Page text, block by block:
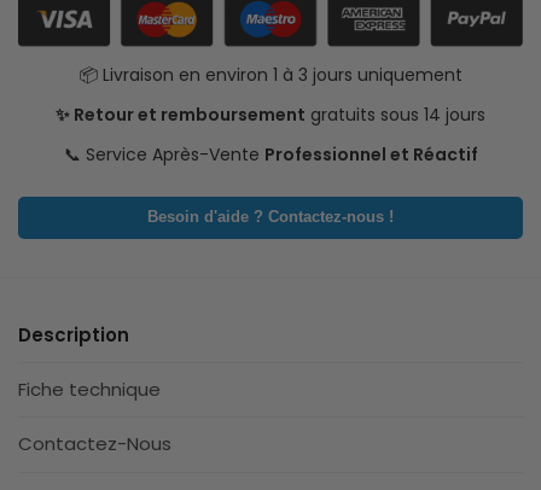
📦 Livraison en environ 1 à 3 jours uniquement
✨ Retour et remboursement gratuits sous 14 jours
📞 Service Après-Vente Professionnel et Réactif
Besoin d'aide ? Contactez-nous !
Description
Fiche technique
Contactez-Nous